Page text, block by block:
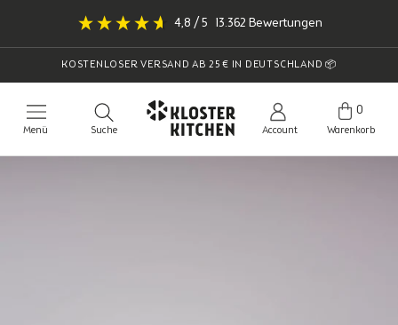
Inhalt
4,8 / 5 13.362 Bewertungen
KOSTENLOSER VERSAND AB 25 € IN DEUTSCHLAND 📦
Menü Suche Account
0
Warenkorb